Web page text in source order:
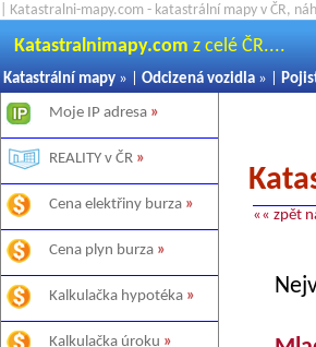
| Katastralni-mapy.com - katastrální mapy v ČR,
Katastralnimapy.com z celé ČR....
Katastrální mapy » | Odcizená vozidla » |
Moje IP adresa »
REALITY v ČR »
Cena elektřiny burza »
Cena plyn burza »
Kalkulačka hypotéka »
Kalkulačka úroku »
«« zpět